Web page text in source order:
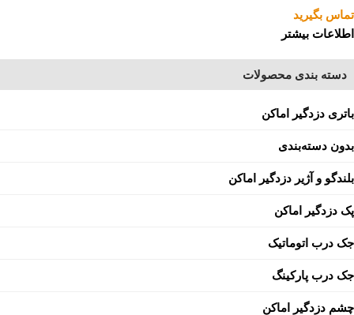
دسته بندی محصولات
باتری دزدگیر اماکن
بدون دسته‌بندی
بلندگو و آژیر دزدگیر اماکن
پک دزدگیر اماکن
جک درب اتوماتیک
جک درب پارکینگ
چشم دزدگیر اماکن
تماس بگیرید
اطلاعات بیشتر